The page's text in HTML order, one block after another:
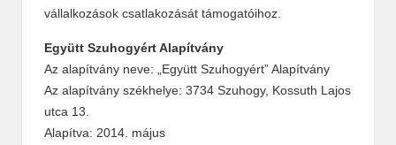
vállalkozások csatlakozását támogatóihoz.
Együtt Szuhogyért Alapítvány
Az alapítvány neve: „Együtt Szuhogyért” Alapítvány
Az alapítvány székhelye: 3734 Szuhogy, Kossuth Lajos
utca 13.
Alapítva: 2014. május